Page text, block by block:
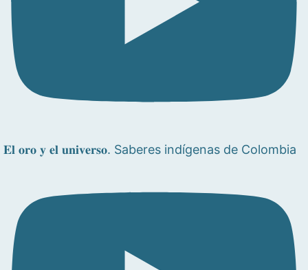
𝐄𝐥 𝐨𝐫𝐨 𝐲 𝐞𝐥 𝐮𝐧𝐢𝐯𝐞𝐫𝐬𝐨. Saberes indígenas de Colombia